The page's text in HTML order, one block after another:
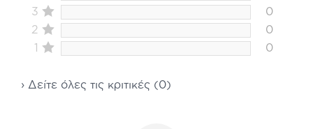
3
0
2
0
1
0
› Δείτε όλες τις κριτικές (0)